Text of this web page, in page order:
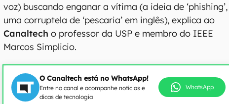
voz) buscando enganar a vítima (a ideia de ‘phishing’,
uma corruptela de ‘pescaria’ em inglês), explica ao
Canaltech o professor da USP e membro do IEEE
Marcos Simplicio.
O Canaltech está no WhatsApp!
Entre no canal e acompanhe notícias e
dicas de tecnologia
WhatsApp